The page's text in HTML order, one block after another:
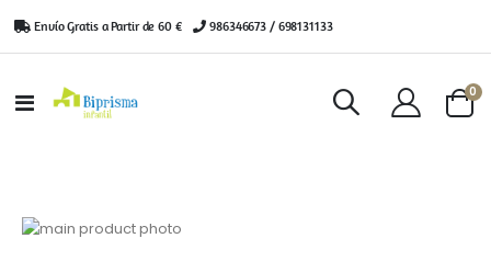
Envío Gratis a Partir de 60 € | 986346673 / 698131133
Toggle
Cart
0
Saltar